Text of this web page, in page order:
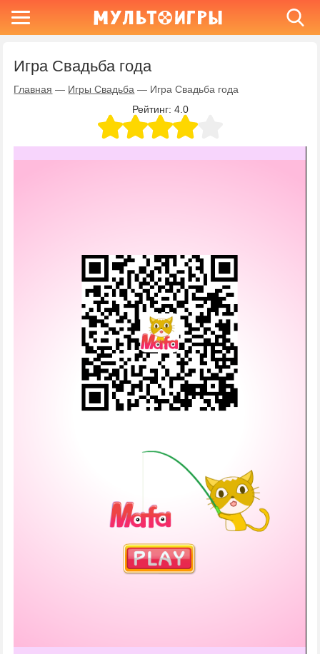
Игра Свадьба года
Главная — Игры Свадьба — Игра Свадьба года
Рейтинг: 4.0